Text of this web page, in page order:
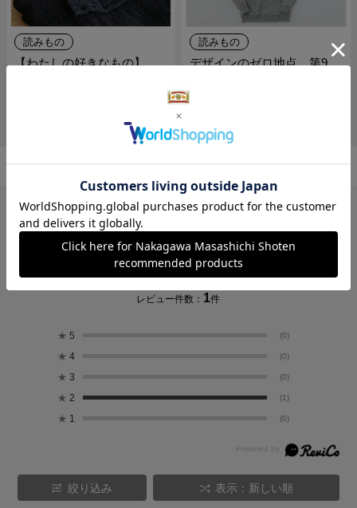
読みもの
【わたしの好きなもの】
読みもの
デザインのゼロ地点 第9
レビュー
2.0
レビュー件数： 1件
★ 5 (0)
★ 4 (0)
★ 3 (0)
★ 2 (1)
★ 1 (0)
絞り込み 表示：新しい順